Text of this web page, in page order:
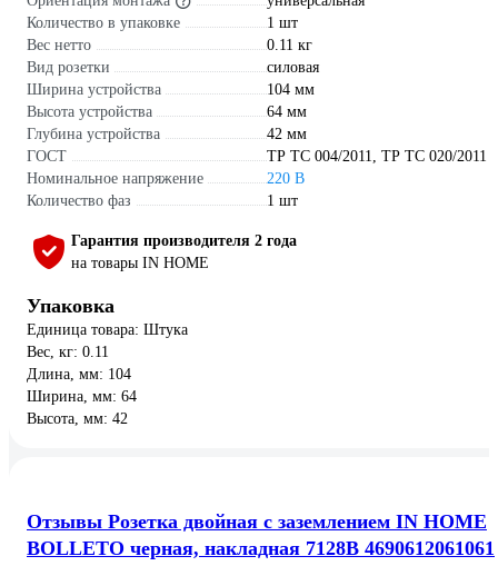
Количество в упаковке
1 шт
Вес нетто
0.11 кг
Вид розетки
силовая
Ширина устройства
104 мм
Высота устройства
64 мм
Глубина устройства
42 мм
ГОСТ
ТР ТС 004/2011, ТР ТС 020/2011
Номинальное напряжение
220 В
Количество фаз
1 шт
Гарантия производителя 2 года
на товары IN HOME
Упаковка
Единица товара: Штука
Вес, кг: 0.11
Длина, мм: 104
Ширина, мм: 64
Высота, мм: 42
Отзывы Розетка двойная с заземлением IN HOME
BOLLETO черная, накладная 7128B 4690612061061